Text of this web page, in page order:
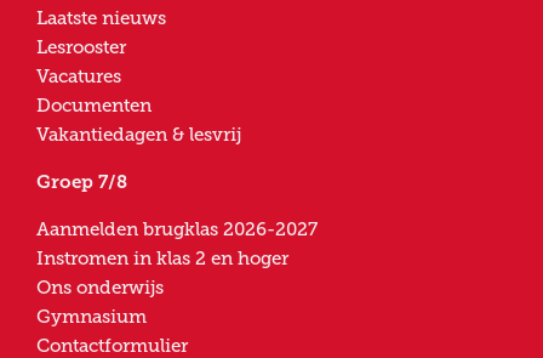
Laatste nieuws
Lesrooster
Vacatures
Documenten
Vakantiedagen & lesvrij
Groep 7/8
Aanmelden brugklas 2026-2027
Instromen in klas 2 en hoger
Ons onderwijs
Gymnasium
Contactformulier